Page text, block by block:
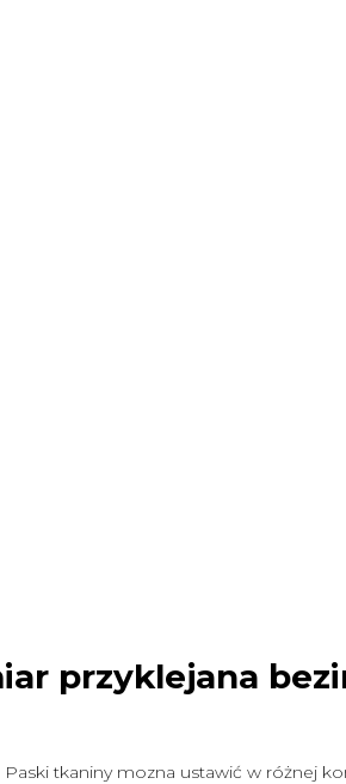
przyklejana
tkaniny mozna ustawić w różnej